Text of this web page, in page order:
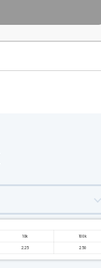
10k 100k
2.25 2.50